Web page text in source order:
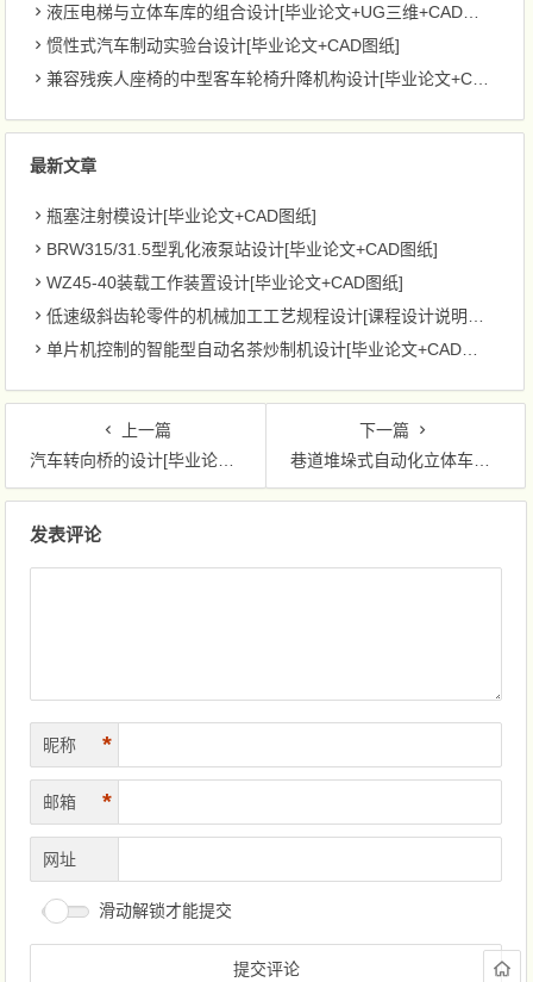
液压电梯与立体车库的组合设计[毕业论文+UG三维+CAD图纸]
惯性式汽车制动实验台设计[毕业论文+CAD图纸]
兼容残疾人座椅的中型客车轮椅升降机构设计[毕业论文+CAD图纸]
最新文章
瓶塞注射模设计[毕业论文+CAD图纸]
BRW315/31.5型乳化液泵站设计[毕业论文+CAD图纸]
WZ45-40装载工作装置设计[毕业论文+CAD图纸]
低速级斜齿轮零件的机械加工工艺规程设计[课程设计说明书+CAD图纸]
单片机控制的智能型自动名茶炒制机设计[毕业论文+CAD图纸]
上一篇
汽车转向桥的设计[毕业论文+CAD图纸]
下一篇
巷道堆垛式自动化立体车库的设计[毕业论文+CAD图纸]
发表评论
昵称 *
邮箱 *
网址
滑动解锁才能提交